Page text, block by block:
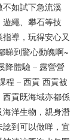
不如試下急流溪
繩、攀石等技
導，玩得安心又
睇到驚心動魄啊~
降體驗 – 露營營
程 – 西貢 西貢被
貢既海域亦都係
洋生物，親身潛
到可以做咩，宜